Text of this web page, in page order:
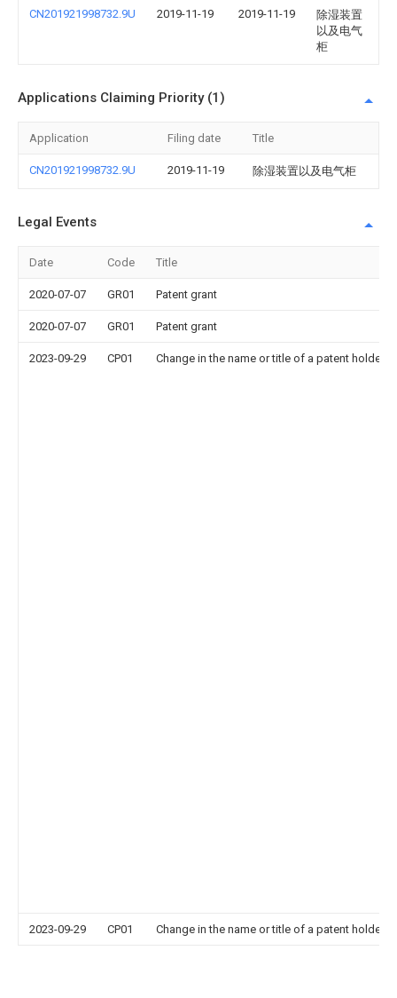
CN201921998732.9U 2019-11-19 2019-11-19
除湿装置
以及电气
柜
Applications Claiming Priority (1)
Application Filing date Title
CN201921998732.9U 2019-11-19 除湿装置以及电气柜
Legal Events
Date Code Title
2020-07-07 GR01 Patent grant
2020-07-07 GR01 Patent grant
2023-09-29 CP01 Change in the name or title of a patent holder
2023-09-29 CP01 Change in the name or title of a patent holder